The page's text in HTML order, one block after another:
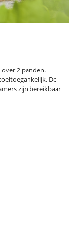
2 panden.
De
zijn bereikbaar